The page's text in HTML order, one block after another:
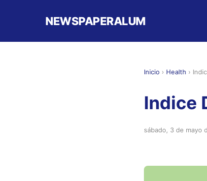
NEWSPAPERALUM
Inicio › Health ›
Indice
sábado, 3 de mayo